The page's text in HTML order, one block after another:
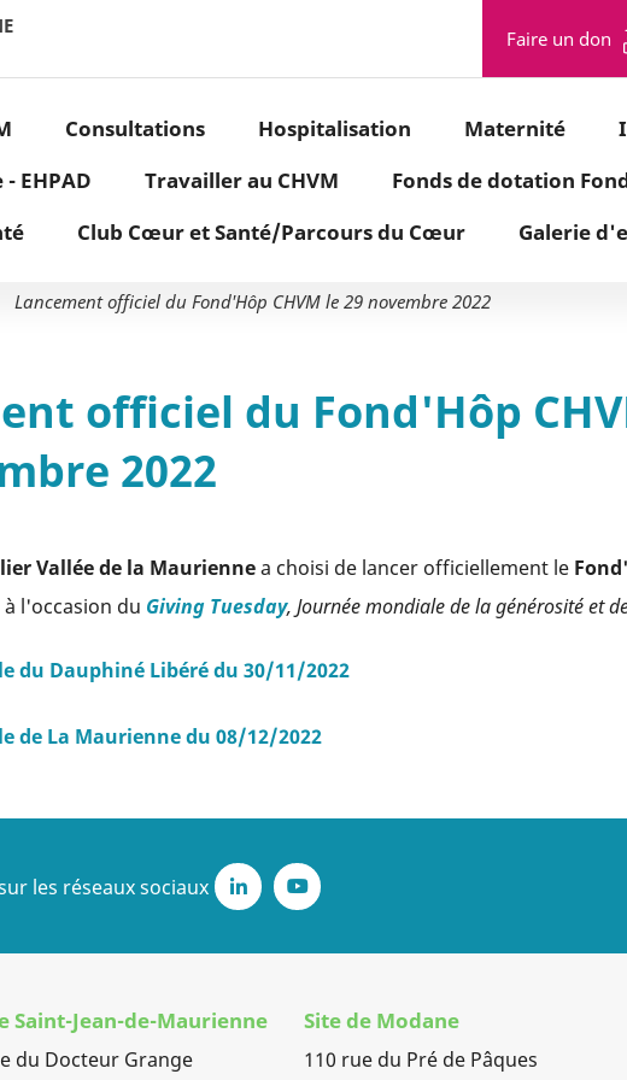
Faire un don
Consultations Hospitalisation Maternité
EHPAD
Travailler au CHVM
Fonds de dotation
Club Cœur et Santé/Parcours du Cœur Galerie
Lancement officiel du Fond'Hôp CHVM le 29 novembre 2022
officiel du Fond'Hôp
2022
Vallée de la Mauriennea choisi de lancer officiellement le
l'occasion du Giving Tuesday, Journée mondiale de la générosité et
du Dauphiné Libéré du 30/11/2022
de La Maurienne du 08/12/2022
les réseaux sociaux
LinkedInYoutube
Saint-Jean-de-Maurienne
du Docteur Grange
Site de Modane
110 rue du Pré de Pâques